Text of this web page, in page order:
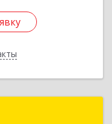
Алексей